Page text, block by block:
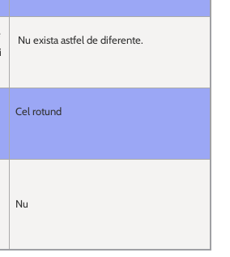
Nu exista astfel de diferente.
Cel rotund
Nu